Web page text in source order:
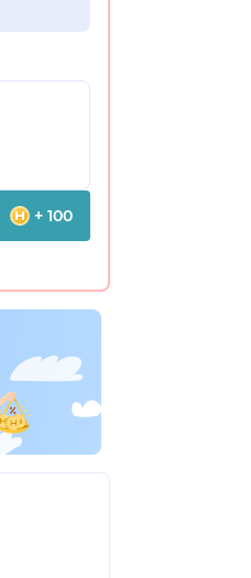
+ 100